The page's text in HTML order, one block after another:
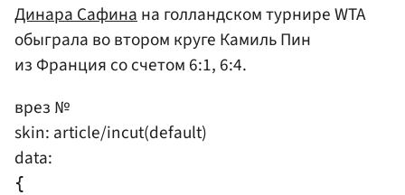
Динара Сафинана голландском турнире WTA
обыграла во втором круге Камиль Пин
из Франция со счетом 6:1, 6:4.
врез №
skin: article/incut(default)
data:
{